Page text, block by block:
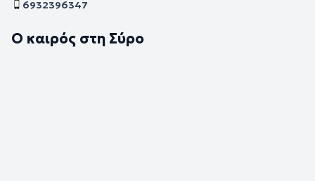
6932396347
Ο καιρός στη Σύρο